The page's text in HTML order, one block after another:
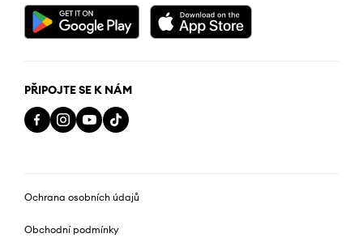
PŘIPOJTE SE K NÁM
Ochrana osobních údajů
Obchodní podmínky